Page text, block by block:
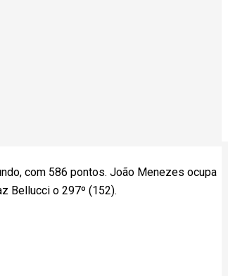
com 586 pontos. João Menezes ocupa
Bellucci o 297º (152).